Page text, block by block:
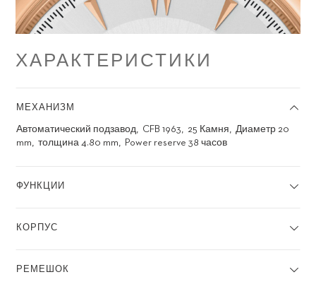
ХАРАКТЕРИСТИКИ
МЕХАНИЗМ
Автоматический подзавод CFB 1963 25 Камня
Диаметр 20
mm
толщина 4.80 mm Power reserve 38 часов
ФУНКЦИИ
КОРПУС
РЕМЕШОК